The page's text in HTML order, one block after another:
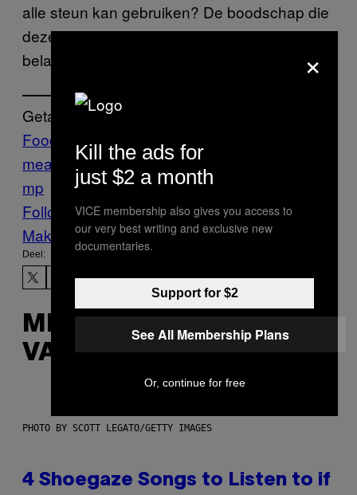
alle steun kan gebruiken? De boodschap die
deze verklaring stuurt, is dat wij niet erg
belangrijk zijn.”
Getagd:
Food
iftar iftar
meal
Munchies politiek ramadan
mp
vasten
Follow Us On Discover
Make Us Preferred In Top Stories
Deel:
MEER
VAN DIT
PHOTO BY SCOTT LEGATO/GETTY IMAGES
4 Shoegaze Songs to Listen to if
×
Kill the ads for
just $2 a month
VICE membership also gives you access to
our very best writing and exclusive new
documentaries.
Support for $2
See All Membership Plans
Or, continue for free